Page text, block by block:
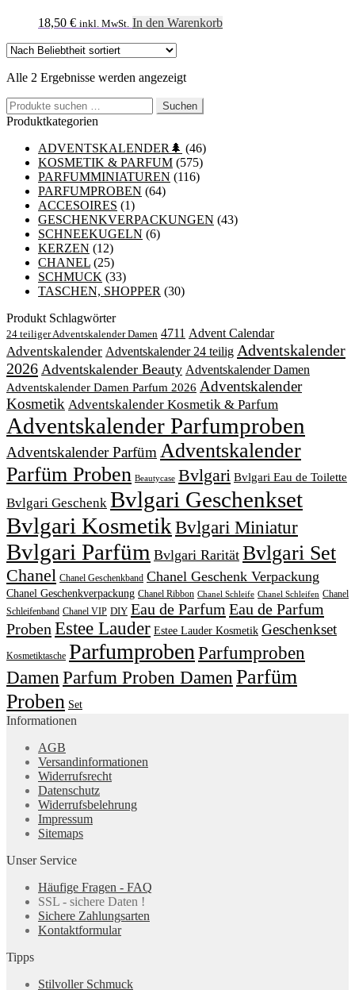
18,50 € inkl. MwSt. In den Warenkorb
Alle 2 Ergebnisse werden angezeigtNach
sortiert
Suchen
nach:
Suchen
Produktkategorien
ADVENTSKALENDER🌲 (46)
KOSMETIK & PARFUM (575)
PARFUMMINIATUREN (116)
PARFUMPROBEN (64)
ACCESOIRES (1)
GESCHENKVERPACKUNGEN (43)
SCHNEEKUGELN (6)
KERZEN (12)
CHANEL (25)
SCHMUCK (33)
TASCHEN, SHOPPER (30)
Produkt Schlagwörter
24 teiliger Adventskalender Damen 4711 Advent Calendar
Adventskalender Adventskalender 24 teilig Adventskalender
2026 Adventskalender Beauty Adventskalender Damen
Adventskalender Damen Parfum 2026 Adventskalender
Kosmetik Adventskalender Kosmetik & Parfum
Adventskalender Parfumproben
Adventskalender Parfüm Adventskalender
Parfüm Proben Beautycase Bvlgari Bvlgari Eau de Toilette
Bvlgari Geschenk Bvlgari Geschenkset
Bvlgari KosmetikBvlgari Miniatur
Bvlgari Parfüm Bvlgari Rarität Bvlgari Set
Chanel Chanel Geschenkband Chanel Geschenk Verpackung
Chanel Geschenkverpackung Chanel Ribbon Chanel Schleife Chanel Schleifen Chanel
Schleifenband Chanel VIP DIY Eau de Parfum Eau de Parfum
Proben Estee Lauder Estee Lauder Kosmetik Geschenkset
Kosmetiktasche Parfumproben Parfumproben
Damen Parfum Proben Damen Parfüm
Proben Set
Informationen
AGB
Versandinformationen
Widerrufsrecht
Datenschutz
Widerrufsbelehrung
Impressum
Sitemaps
Unser Service
Häufige Fragen - FAQ
SSL - sichere Daten !
Sichere Zahlungsarten
Kontaktformular
Tipps
Stilvoller Schmuck